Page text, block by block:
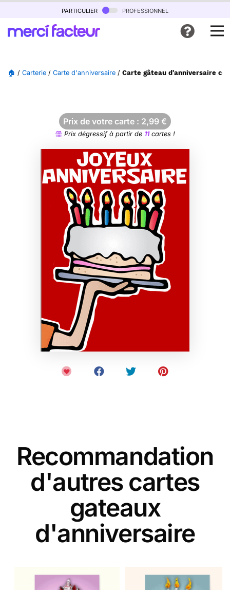
particulier professionnel
🏠 / Carterie / Carte d'anniversaire / Carte gâteau d'anniversaire
Prix de votre carte : 2,99 €
Prix dégressif à partir de 11cartes !
Recommandation
d'autres cartes
gateaux
d'anniversaire